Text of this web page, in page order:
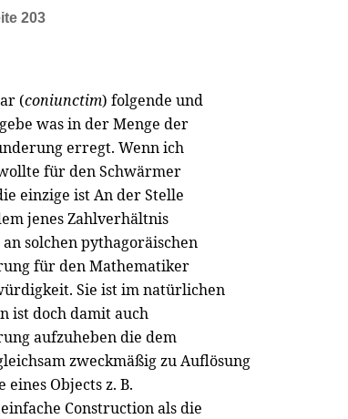
203
(coniunctim) folgende und
was in der Menge der
erregt. Wenn ich
für den Schwärmer
einzige ist An der Stelle
jenes Zahlverhältnis
solchen pythagoräischen
für den Mathematiker
Sie ist im natürlichen
ist doch damit auch
aufzuheben die dem
zweckmäßig zu Auflösung
Objects z. B.
Construction als die